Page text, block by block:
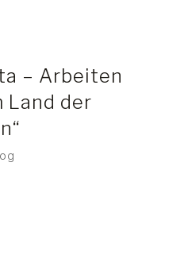
– Arbeiten
Land der